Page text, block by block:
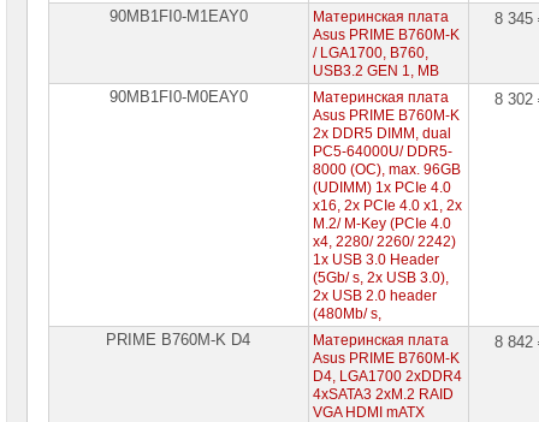
90MB1FI0-M1EAY0
Материнская плата
Asus PRIME B760M-K
/ LGA1700, B760,
USB3.2 GEN 1, MB
8
90MB1FI0-M0EAY0
Материнская плата
Asus PRIME B760M-K
2x DDR5 DIMM, dual
PC5-64000U/ ​DDR5-
8000 (OC), max. 96GB
(UDIMM) 1x PCIe 4.0
x16, 2x PCIe 4.0 x1, 2x
M.2/ ​M-Key (PCIe 4.0
x4, 2280/ ​2260/ ​2242)
1x USB 3.0 Header
(5Gb/ ​s, 2x USB 3.0),
2x USB 2.0 header
(480Mb/ ​s,
8
PRIME B760M-K D4
Материнская плата
Asus PRIME B760M-K
D4, LGA1700 2xDDR4
4xSATA3 2xM.2 RAID
VGA HDMI mATX
8